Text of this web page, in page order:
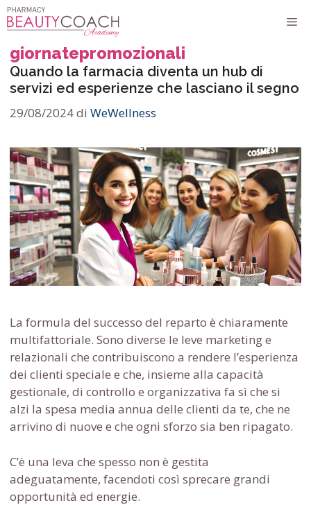
Vai
al
contenuto
giornatepromozionali
Quando la farmacia diventa un hub di
servizi ed esperienze che lasciano il segno
29/08/2024di WeWellness
La formula del successo del reparto è chiaramente
multifattoriale. Sono diverse le leve marketing e
relazionali che contribuiscono a rendere l’esperienza
dei clienti speciale e che, insieme alla capacità
gestionale, di controllo e organizzativa fa sì che si
alzi la spesa media annua delle clienti da te, che ne
arrivino di nuove e che ogni sforzo sia ben ripagato.
C’è una leva che spesso non è gestita
adeguatamente, facendoti così sprecare grandi
opportunità ed energie.